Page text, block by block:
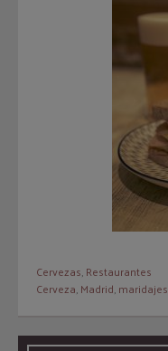
Cervezas,Restaurantes
Cerveza,Madrid,maridajes